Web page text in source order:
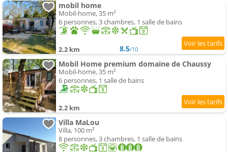
mobil home
Mobil-home, 35 m²
6 personnes, 3 chambres, 1 salle de bains
2.2 km 8.5/10
Mobil Home premium domaine de Chaussy
Mobil-home, 35 m²
6 personnes, 1 salle de bains
2.2 km
Villa MaLou
Villa, 100 m²
8 personnes, 3 chambres, 1 salle de bains